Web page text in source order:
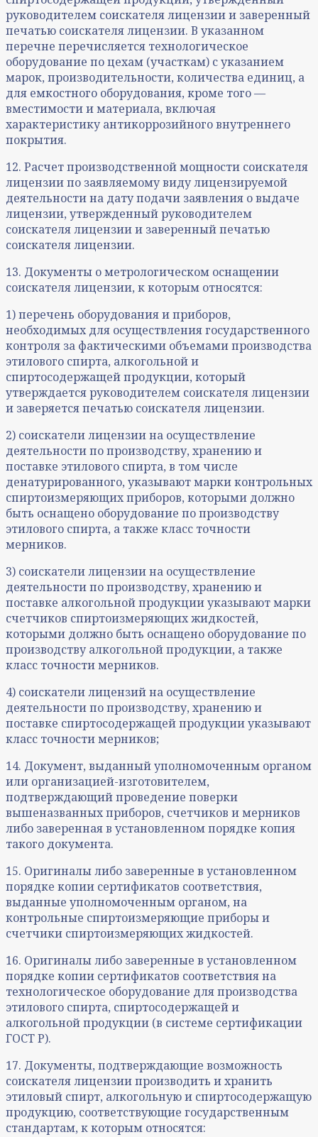
руководителем соискателя лицензии и заверенный
печатью соискателя лицензии. В указанном
перечне перечисляется технологическое
оборудование по цехам (участкам) с указанием
марок, производительности, количества единиц, а
для емкостного оборудования, кроме того —
вместимости и материала, включая
характеристику антикоррозийного внутреннего
покрытия.
12. Расчет производственной мощности соискателя
лицензии по заявляемому виду лицензируемой
деятельности на дату подачи заявления о выдаче
лицензии, утвержденный руководителем
соискателя лицензии и заверенный печатью
соискателя лицензии.
13. Документы о метрологическом оснащении
соискателя лицензии, к которым относятся:
1) перечень оборудования и приборов,
необходимых для осуществления государственного
контроля за фактическими объемами производства
этилового спирта, алкогольной и
спиртосодержащей продукции, который
утверждается руководителем соискателя лицензии
и заверяется печатью соискателя лицензии.
2) соискатели лицензии на осуществление
деятельности по производству, хранению и
поставке этилового спирта, в том числе
денатурированного, указывают марки контрольных
спиртоизмеряющих приборов, которыми должно
быть оснащено оборудование по производству
этилового спирта, а также класс точности
мерников.
3) соискатели лицензии на осуществление
деятельности по производству, хранению и
поставке алкогольной продукции указывают марки
счетчиков спиртоизмеряющих жидкостей,
которыми должно быть оснащено оборудование по
производству алкогольной продукции, а также
класс точности мерников.
4) соискатели лицензий на осуществление
деятельности по производству, хранению и
поставке спиртосодержащей продукции указывают
класс точности мерников;
14. Документ, выданный уполномоченным органом
или организацией-изготовителем,
подтверждающий проведение поверки
вышеназванных приборов, счетчиков и мерников
либо заверенная в установленном порядке копия
такого документа.
15. Оригиналы либо заверенные в установленном
порядке копии сертификатов соответствия,
выданные уполномоченным органом, на
контрольные спиртоизмеряющие приборы и
счетчики спиртоизмеряющих жидкостей.
16. Оригиналы либо заверенные в установленном
порядке копии сертификатов соответствия на
технологическое оборудование для производства
этилового спирта, спиртосодержащей и
алкогольной продукции (в системе сертификации
ГОСТ Р).
17. Документы, подтверждающие возможность
соискателя лицензии производить и хранить
этиловый спирт, алкогольную и спиртосодержащую
продукцию, соответствующие государственным
стандартам, к которым относятся: